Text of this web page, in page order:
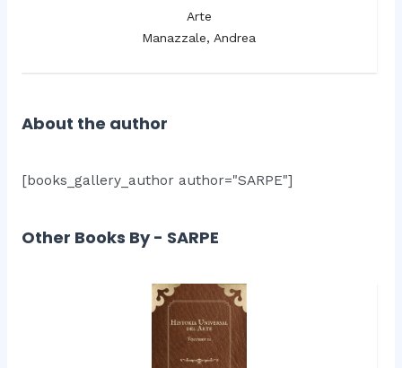
Arte
Manazzale, Andrea
About the author
[books_gallery_author author="SARPE"]
Other Books By - SARPE